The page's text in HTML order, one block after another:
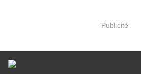
Publicité